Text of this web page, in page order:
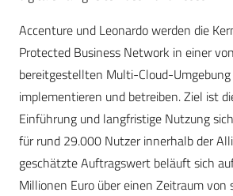
Accenture und Leonardo werden die
Protected Business Network in einer
bereitgestellten Multi-Cloud-
implementieren und betreiben. Ziel ist
Einführung und langfristige Nutzung
für rund 29.000 Nutzer innerhalb der
geschätzte Auftragswert beläuft sich
Millionen Euro über einen Zeitraum von